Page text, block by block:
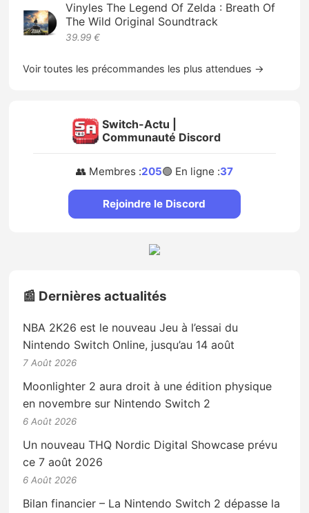
Vinyles The Legend Of Zelda : Breath Of
The Wild Original Soundtrack
39.99 €
Voir toutes les précommandes les plus attendues →
Switch-Actu |
Communauté Discord
👥 Membres :205🟢 En ligne :37
Rejoindre le Discord
📰 Dernières actualités
NBA 2K26 est le nouveau Jeu à l’essai du
Nintendo Switch Online, jusqu’au 14 août
7 Août 2026
Moonlighter 2 aura droit à une édition physique
en novembre sur Nintendo Switch 2
6 Août 2026
Un nouveau THQ Nordic Digital Showcase prévu
ce 7 août 2026
6 Août 2026
Bilan financier – La Nintendo Switch 2 dépasse la